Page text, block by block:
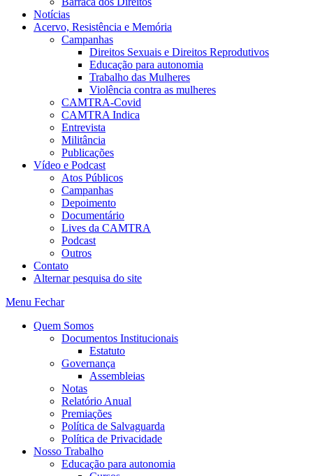
Notícias
Acervo, Resistência e Memória
Campanhas
Direitos Sexuais e Direitos Reprodutivos
Educação para autonomia
Trabalho das Mulheres
Violência contra as mulheres
CAMTRA-Covid
CAMTRA Indica
Entrevista
Militância
Publicações
Vídeo e Podcast
Atos Públicos
Campanhas
Depoimento
Documentário
Lives da CAMTRA
Podcast
Outros
Contato
Alternar pesquisa do site
Menu Fechar
Quem Somos
Documentos Institucionais
Estatuto
Governança
Assembleias
Notas
Relatório Anual
Premiações
Política de Salvaguarda
Política de Privacidade
Nosso Trabalho
Educação para autonomia